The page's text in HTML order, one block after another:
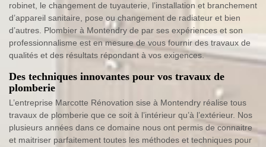
robinet, le changement de tuyauterie, l’installation et branchement
d’appareil sanitaire, pose ou changement de radiateur et bien
d’autres. Plombier à Montendry de par ses expériences et son
professionnalisme est en mesure de vous fournir des travaux de
qualités et des résultats répondant à vos exigences.
Des techniques innovantes pour vos travaux de
plomberie
L’entreprise Marcotte Rénovation sise à Montendry réalise tous
travaux de plomberie que ce soit à l’intérieur qu’à l’extérieur. Nos
plusieurs années dans ce domaine nous ont permis de connaitre
et maitriser parfaitement toutes les méthodes et techniques pour